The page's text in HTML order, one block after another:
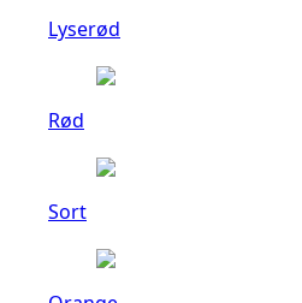
Lyserød
Rød
Sort